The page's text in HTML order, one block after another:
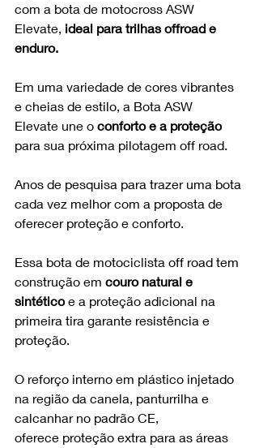
com a bota de motocross ASW
Elevate, ideal para trilhas offroad e
enduro.
Em uma variedade de cores vibrantes
e cheias de estilo, a Bota ASW
Elevate une o conforto e a proteção
para sua próxima pilotagem off road.
Anos de pesquisa para trazer uma bota
cada vez melhor com a proposta de
oferecer proteção e conforto.
Essa bota de motociclista off road tem
construção em couro natural e
sintético e a proteção adicional na
primeira tira garante resistência e
proteção.
O reforço interno em plástico injetado
na região da canela, panturrilha e
calcanhar no padrão CE,
oferece proteção extra para as áreas